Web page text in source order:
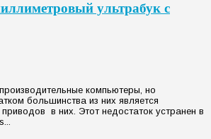
ультрабук с
компьютеры, но
большинства из них является
приводов в них. Этот недостаток устранен в